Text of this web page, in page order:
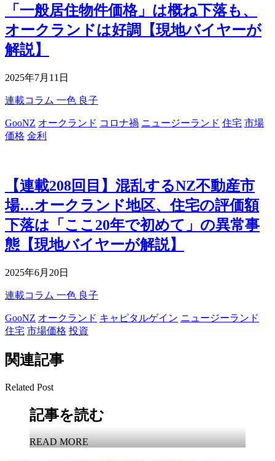
「一般居住物件価格」は概ね下落も、
オークランドは好調【現地バイヤーが
解説】
2025年7月11日
連載コラム 一色 良子
GooNZ オークランド コロナ禍 ニュージーランド 住宅 市場
価格 金利
【連載208回目】混乱するNZ不動産市
場…オークランド地区、住宅の評価額
下落は「ここ20年で初めて」の異常事
態【現地バイヤーが解説】
2025年6月20日
連載コラム 一色 良子
GooNZ オークランド キャピタルゲイン ニュージーランド
住宅 市場価格 投資
関連記事
Related Post
記事を読む
READ MORE